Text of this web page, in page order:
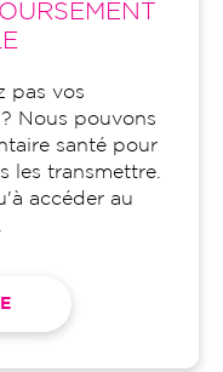
pas vos
Nous pouvons
santé pour
les transmettre.
accéder au